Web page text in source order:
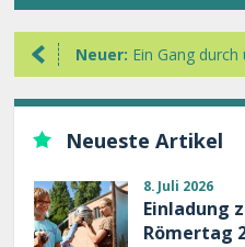
Neuer: Ein Gang
Neueste Artikel
8. Juli 2026
Einladung
Römertag